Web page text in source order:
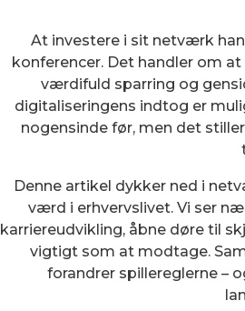
At investere i sit netværk
konferencer. Det handler om
værdifuld sparring og
digitaliseringens indtog er
nogensinde før, men det
Denne artikel dykker ned i
værd i erhvervslivet. Vi ser
karriereudvikling, åbne døre til
vigtigt som at modtage.
forandrer spillereglerne –